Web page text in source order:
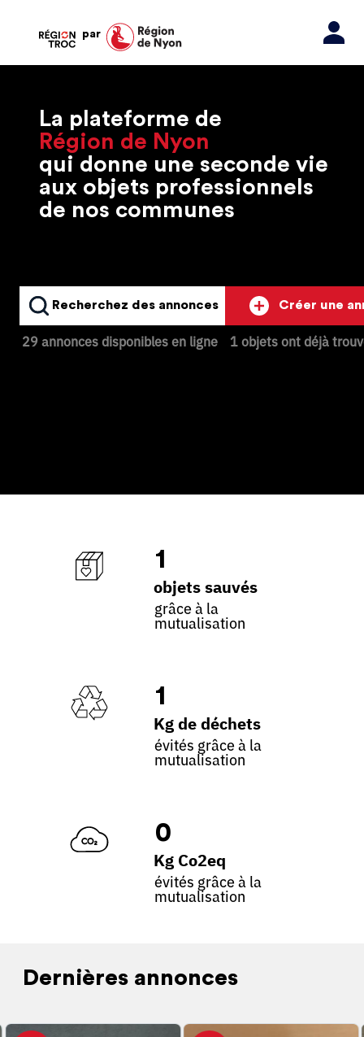
par
La plateforme de
Région de Nyon
qui donne une seconde vie
aux objets professionnels
de nos communes
Recherchez des annonces
29 annonces disponibles en ligne
Créer une
1 objets ont déjà
1
objets sauvés
grâce à la
mutualisation
1
Kg de déchets
évités grâce à la
mutualisation
0
Kg Co2eq
évités grâce à la
mutualisation
Dernières annonces